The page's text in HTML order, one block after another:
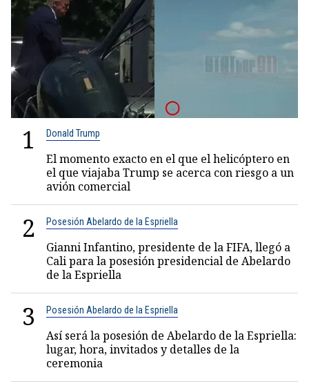
1 Donald Trump
El momento exacto en el que el helicóptero en
el que viajaba Trump se acerca con riesgo a un
avión comercial
2 Posesión Abelardo de la Espriella
Gianni Infantino, presidente de la FIFA, llegó a
Cali para la posesión presidencial de Abelardo
de la Espriella
3 Posesión Abelardo de la Espriella
Así será la posesión de Abelardo de la Espriella:
lugar, hora, invitados y detalles de la
ceremonia